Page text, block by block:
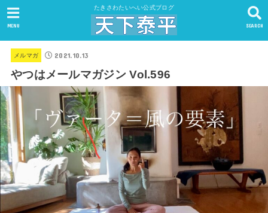
たきさわたいへい公式ブログ
SEARCH
MENU
メルマガ 2021.10.13
やつはメールマガジン Vol.596